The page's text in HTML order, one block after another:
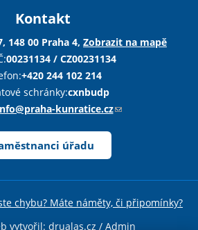
-
Kontakt
148 00 Praha 4, Zobrazit na mapě
00231134 / CZ00231134
+420 244 102 214
schránky:cxnbudp
kunratice.cz(
o
d
úřadu
chybu? Máte náměty, či připomínky?
vytvořil: drualas.cz / Admin